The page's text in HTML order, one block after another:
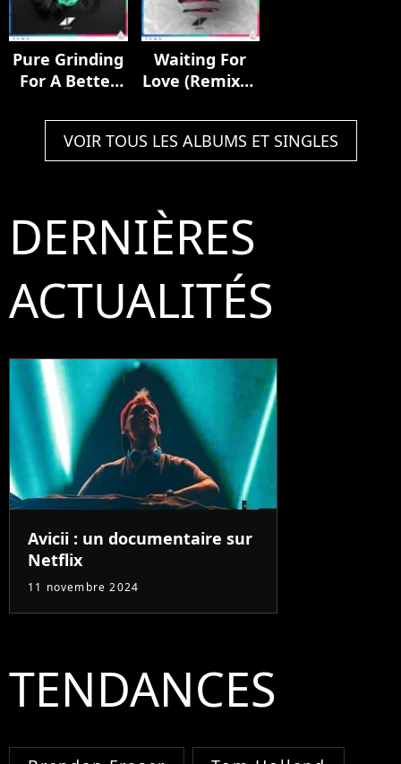
Pure Grinding
For A Better
Waiting For
Love (Remixes
VOIR TOUS LES ALBUMS ET SINGLES
DERNIÈRES
ACTUALITÉS
Avicii : un documentaire sur
Netflix
11 novembre 2024
TENDANCES